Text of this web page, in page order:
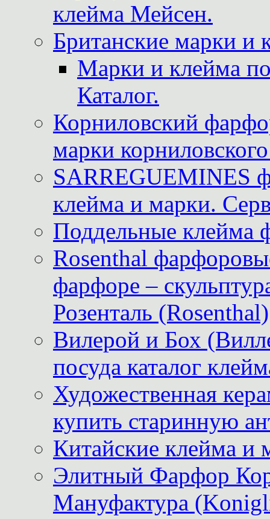
клейма Мейсен.
Британские марки и
Марки и клейма
Каталог.
Корниловский
марки
SARREGUEMINES
клейма и марки.
Поддельные клейма
Rosenthal
фарфоре –
Розенталь (Rosenthal)
Вилерой и Бох
посуда каталог
Художественная
купить старинную
Китайские клейма и
Элитный Фарфор
Мануфактура